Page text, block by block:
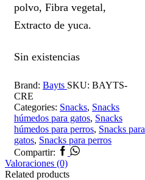
polvo, Fibra vegetal,
Extracto de yuca.
Sin existencias
Brand: Bayts SKU: BAYTS-
CRE
Categories: Snacks, Snacks
húmedos para gatos, Snacks
húmedos para perros, Snacks para
gatos, Snacks para perros
Compartir: Facebook
Whatsapp
Valoraciones (0)
Related products